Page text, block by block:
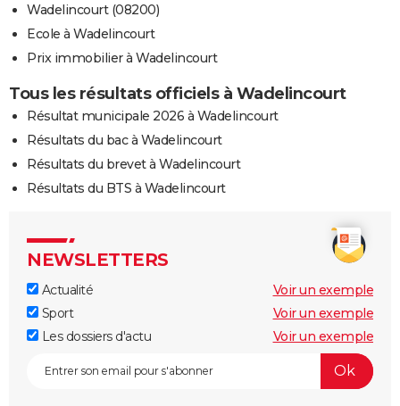
Wadelincourt (08200)
Ecole à Wadelincourt
Prix immobilier à Wadelincourt
Tous les résultats officiels à Wadelincourt
Résultat municipale 2026 à Wadelincourt
Résultats du bac à Wadelincourt
Résultats du brevet à Wadelincourt
Résultats du BTS à Wadelincourt
NEWSLETTERS
Actualité
Voir un exemple
Sport
Voir un exemple
Les dossiers d'actu
Voir un exemple